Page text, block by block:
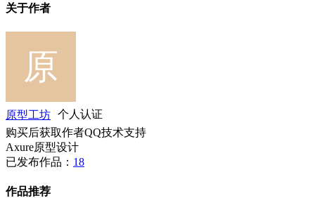
关于作者
原型工坊
个人认证
购买后获取作者QQ技术支持
Axure原型设计
已发布作品： 18
作品推荐